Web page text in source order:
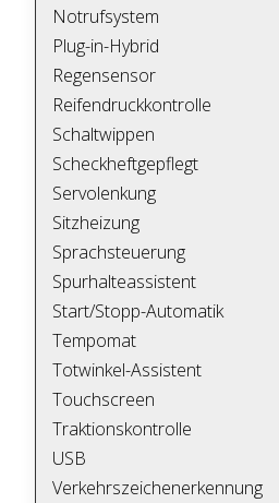
Notrufsystem
Plug-in-Hybrid
Regensensor
Reifendruckkontrolle
Schaltwippen
Scheckheftgepflegt
Servolenkung
Sitzheizung
Sprachsteuerung
Spurhalteassistent
Start/Stopp-Automatik
Tempomat
Totwinkel-Assistent
Touchscreen
Traktionskontrolle
USB
Verkehrszeichenerkennung